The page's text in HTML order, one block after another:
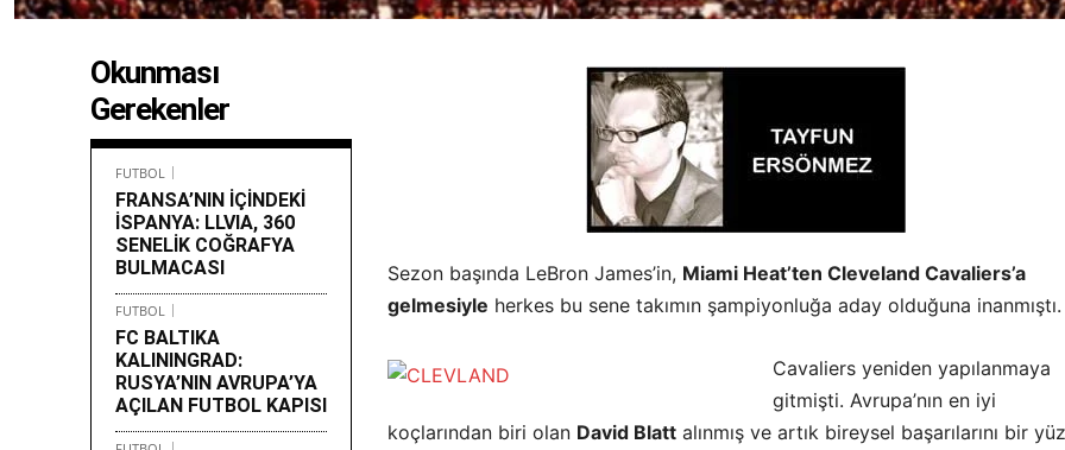
Okunması
Gerekenler
FUTBOL
FRANSA’NIN İÇİNDEKİ
İSPANYA: LLVIA, 360
SENELİK COĞRAFYA
BULMACASI
FUTBOL
FC BALTIKA
KALININGRAD:
RUSYA’NIN AVRUPA’YA
AÇILAN FUTBOL KAPISI
Sezon başında LeBron James’in, Miami Heat’ten Cleveland Cavaliers’a
gelmesiyle herkes bu sene takımın şampiyonluğa aday olduğuna inanmıştı.
Cavaliers yeniden yapılanmaya
gitmişti. Avrupa’nın en iyi
koçlarından biri olan David Blatt alınmış ve artık bireysel başarılarını bir